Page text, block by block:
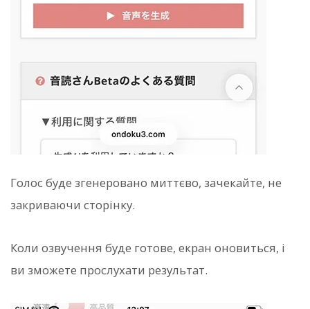
Голос буде згенеровано миттєво, зачекайте, не
закриваючи сторінку.
Коли озвучення буде готове, екран оновиться, і
ви зможете прослухати результат.